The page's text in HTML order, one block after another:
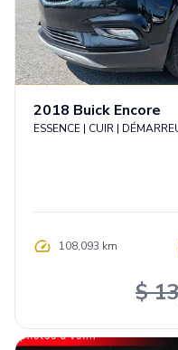
2018 Buick Encore
ESSENCE | CUIR |
108,093 km
$